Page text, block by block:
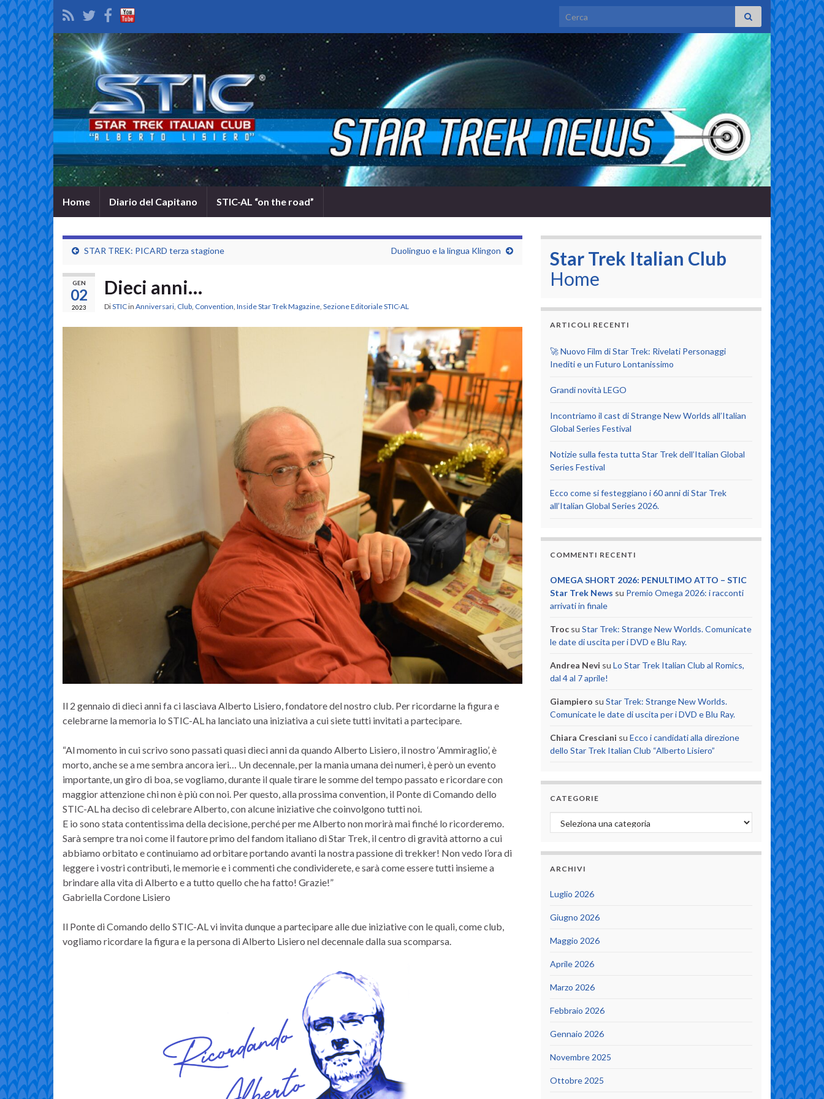
Search for:
Home Diario del Capitano STIC-AL “on the road”
STAR TREK: PICARD terza stagione Duolinguo e la lingua Klingon
GEN
02
2023
Dieci anni…
DiSTICin Anniversari, Club, Convention, Inside Star Trek Magazine, Sezione Editoriale STIC-AL
Il 2 gennaio di dieci anni fa ci lasciava Alberto Lisiero, fondatore del nostro club. Per ricordarne la figura e
celebrarne la memoria lo STIC-AL ha lanciato una iniziativa a cui siete tutti invitati a partecipare.
“Al momento in cui scrivo sono passati quasi dieci anni da quando Alberto Lisiero, il nostro ‘Ammiraglio’, è
morto, anche se a me sembra ancora ieri… Un decennale, per la mania umana dei numeri, è però un evento
importante, un giro di boa, se vogliamo, durante il quale tirare le somme del tempo passato e ricordare con
maggior attenzione chi non è più con noi. Per questo, alla prossima convention, il Ponte di Comando dello
STIC-AL ha deciso di celebrare Alberto, con alcune iniziative che coinvolgono tutti noi.
E io sono stata contentissima della decisione, perché per me Alberto non morirà mai finché lo ricorderemo.
Sarà sempre tra noi come il fautore primo del fandom italiano di Star Trek, il centro di gravità attorno a cui
abbiamo orbitato e continuiamo ad orbitare portando avanti la nostra passione di trekker! Non vedo l’ora di
leggere i vostri contributi, le memorie e i commenti che condividerete, e sarà come essere tutti insieme a
brindare alla vita di Alberto e a tutto quello che ha fatto! Grazie!”
Gabriella Cordone Lisiero
Il Ponte di Comando dello STIC-AL vi invita dunque a partecipare alle due iniziative con le quali, come club,
vogliamo ricordare la figura e la persona di Alberto Lisiero nel decennale dalla sua scomparsa.
Star Trek Italian Club
Home
ARTICOLI RECENTI
🚀 Nuovo Film di Star Trek: Rivelati Personaggi
Inediti e un Futuro Lontanissimo
Grandi novità LEGO
Incontriamo il cast di Strange New Worlds all’Italian
Global Series Festival
Notizie sulla festa tutta Star Trek dell’Italian Global
Series Festival
Ecco come si festeggiano i 60 anni di Star Trek
all’Italian Global Series 2026.
COMMENTI RECENTI
OMEGA SHORT 2026: PENULTIMO ATTO – STIC
Star Trek News su Premio Omega 2026: i racconti
arrivati in finale
Troc su Star Trek: Strange New Worlds. Comunicate
le date di uscita per i DVD e Blu Ray.
Andrea Nevi su Lo Star Trek Italian Club al Romics,
dal 4 al 7 aprile!
Giampiero su Star Trek: Strange New Worlds.
Comunicate le date di uscita per i DVD e Blu Ray.
Chiara Cresciani su Ecco i candidati alla direzione
dello Star Trek Italian Club “Alberto Lisiero”
CATEGORIE
Categorie
ARCHIVI
Luglio 2026
Giugno 2026
Maggio 2026
Aprile 2026
Marzo 2026
Febbraio 2026
Gennaio 2026
Novembre 2025
Ottobre 2025